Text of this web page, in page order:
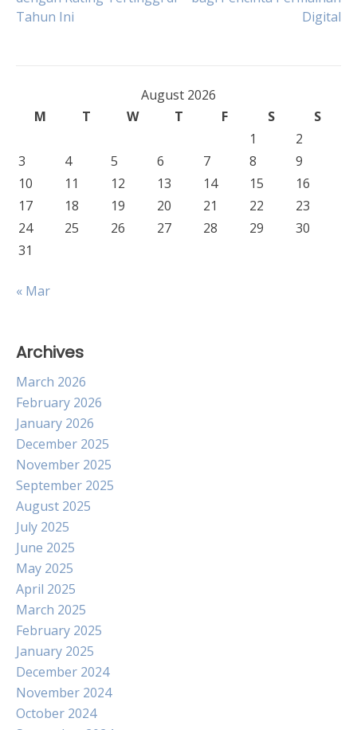
navigation
Tahun Ini
Digital
August 2026
M
T W T F S
S
1
2
3
4 5 6 7 8
9
10
11 12 13 14 15
16
17
18 19 20 21 22
23
24
25 26 27 28 29
30
31
« Mar
Archives
March 2026
February 2026
January 2026
December 2025
November 2025
September 2025
August 2025
July 2025
June 2025
May 2025
April 2025
March 2025
February 2025
January 2025
December 2024
November 2024
October 2024